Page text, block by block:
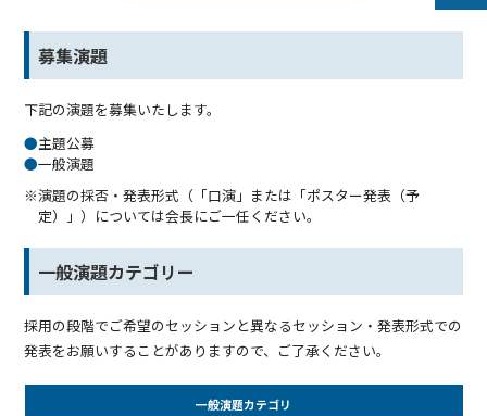
募集演題
下記の演題を募集いたします。
●主題公募
●一般演題
※演題の採否・発表形式（「口演」または「ポスター発表（予
定）」）については会長にご一任ください。
一般演題カテゴリー
採用の段階でご希望のセッションと異なるセッション・発表形式での
発表をお願いすることがありますので、ご了承ください。
一般演題カテゴリ